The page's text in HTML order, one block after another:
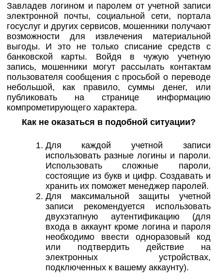
Завладев логином и паролем от учетной записи
электронной почты, социальной сети, портала
госуслуг и других сервисов, мошенники получают
возможности для извлечения материальной
выгоды. И это не только списание средств с
банковской карты. Войдя в чужую учетную
запись, мошенники могут рассылать контактам
пользователя сообщения с просьбой о переводе
небольшой, как правило, суммы денег, или
публиковать на странице информацию
компрометирующего характера.
Как не оказаться в подобной ситуации?
Для каждой учетной записи
использовать разные логины и пароли.
Использовать сложные пароли,
состоящие из букв и цифр. Создавать и
хранить их поможет менеджер паролей.
Для максимальной защиты учетной
записи рекомендуется использовать
двухэтапную аутентификацию (для
входа в аккаунт кроме логина и пароля
необходимо ввести одноразовый код
или подтвердить действие на
электронных устройствах,
подключенных к вашему аккаунту).